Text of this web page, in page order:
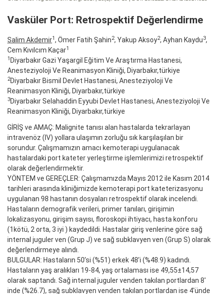
Vasküler Port: Retrospektif Değerlendirme
Salim Akdemir1, Ömer Fatih Şahin2, Yakup Aksoy2, Ayhan Kaydu3,
Cem Kıvılcım Kaçar1
1 Diyarbakır Gazi Yaşargil Eğitim Ve Araştırma Hastanesi,
Anesteziyoloji Ve Reanimasyon Kliniği, Diyarbakır,türkiye
2Diyarbakır Bismil Devlet Hastanesi, Anesteziyoloji Ve
Reanimasyon Kliniği, Diyarbakır,türkiye
3Diyarbakır Selahaddin Eyyubi Devlet Hastanesi, Anesteziyoloji Ve
Reanimasyon Kliniği, Diyarbakır,türkiye
GİRİŞ ve AMAÇ: Malignite tanısı alan hastalarda tekrarlayan
intravenöz (IV) yollara ulaşımın zorluğu sık karşılaşılan bir
sorundur. Çalışmamızın amacı kemoterapi uygulanacak
hastalardaki port kateter yerleştirme işlemlerimizi retrospektif
olarak değerlendirmektir.
YÖNTEM ve GEREÇLER: Çalışmamızda Mayıs 2012 ile Kasım 2014
tarihleri arasında kliniğimizde kemoterapi port kateterizasyonu
uygulanan 98 hastanın dosyaları retrospektif olarak incelendi.
Hastaların demografik verileri, primer tanıları, girişimin
lokalizasyonu, girişim sayısı, floroskopi ihtiyacı, hasta konforu
(1kötü, 2 orta, 3 iyi ) kaydedildi. Hastalar giriş venlerine göre sağ
internal juguler ven (Grup J) ve sağ subklavyen ven (Grup S) olarak
değerlendirmeye alındı.
BULGULAR: Hastaların 50’si (%51) erkek 48’i (%48.9) kadındı.
Hastaların yaş aralıkları 19-84, yaş ortalaması ise 49,55±14,57
olarak saptandı. Sağ internal juguler venden takılan portlardan 8'
inde (%26.7), sağ subklavyen venden takılan portlardan ise 4'ünde